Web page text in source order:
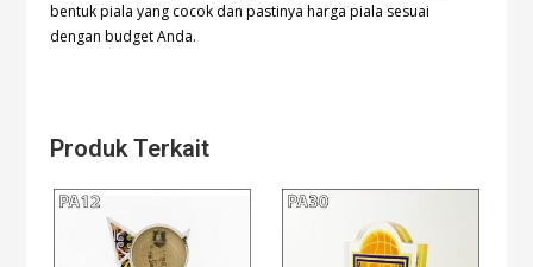
bentuk piala yang cocok dan pastinya harga piala sesuai
dengan budget Anda.
Produk Terkait